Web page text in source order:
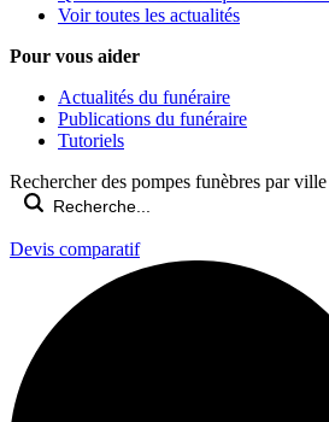
Voir toutes les actualités
Pour vous aider
Actualités du funéraire
Publications du funéraire
Tutoriels
Rechercher des pompes funèbres par
Devis comparatif